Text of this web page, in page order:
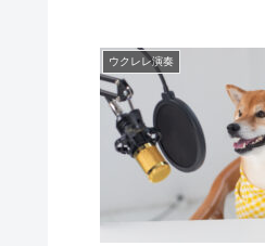
ウクレレ演奏